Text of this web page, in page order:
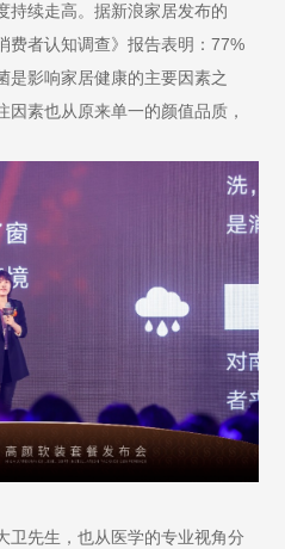
持续走高。据新浪家居发布的
费者认知调查》报告表明：77%
是影响家居健康的主要因素之
素也从原来单一的颜值品质，
卫先生，也从医学的专业视角分